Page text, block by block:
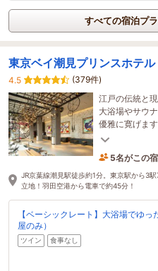
すべての宿泊プ
東京ベイ潮見プリンスホテル
4.5
(379件)
江戸の伝統と
大浴場やサウ
優雅に寛げま
ツや名物の深
8時間前に
JR京葉線潮見駅徒歩約1分。東京駅から3
立地！羽田空港から電車で約45分！
【ベーシックレート】大浴場でゆ
屋のみ）
ツイン 食事なし